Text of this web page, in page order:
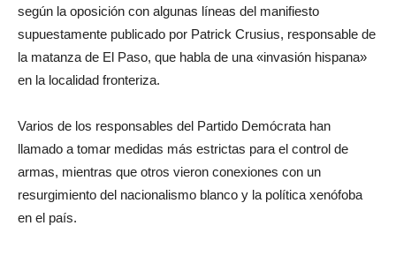
según la oposición con algunas líneas del manifiesto
supuestamente publicado por Patrick Crusius, responsable de
la matanza de El Paso, que habla de una «invasión hispana»
en la localidad fronteriza.
Varios de los responsables del Partido Demócrata han
llamado a tomar medidas más estrictas para el control de
armas, mientras que otros vieron conexiones con un
resurgimiento del nacionalismo blanco y la política xenófoba
en el país.